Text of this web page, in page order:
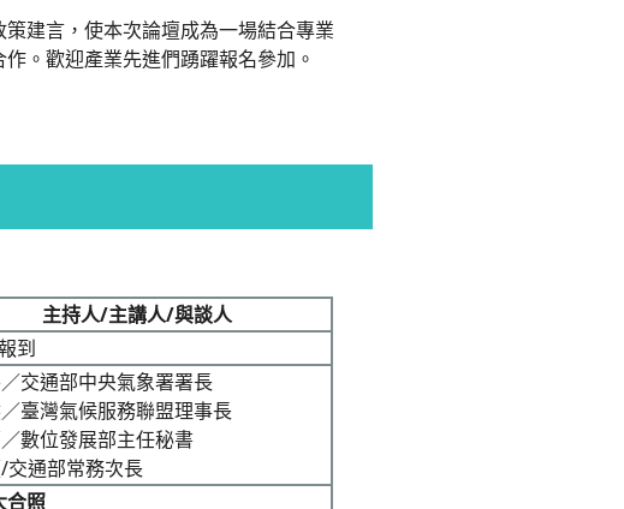
建言，使本次論壇成為一場結合專業
。歡迎產業先進們踴躍報名參加。
主持人/主講人/與談人
到
交通部中央氣象署署長
臺灣氣候服務聯盟理事長
數位發展部主任秘書
交通部常務次長
合照